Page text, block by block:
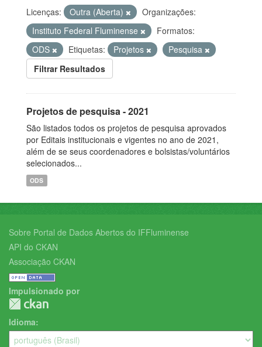
Licenças: Outra (Aberta)
Organizações:
Instituto Federal Fluminense
Formatos:
ODS
Etiquetas: Projetos
Pesquisa
Filtrar Resultados
Projetos de pesquisa - 2021
São listados todos os projetos de pesquisa aprovados
por Editais institucionais e vigentes no ano de 2021,
além de se seus coordenadores e bolsistas/voluntários
selecionados...
ODS
Sobre Portal de Dados Abertos do IFFluminense
API do CKAN
Associação CKAN
Impulsionado por
Idioma